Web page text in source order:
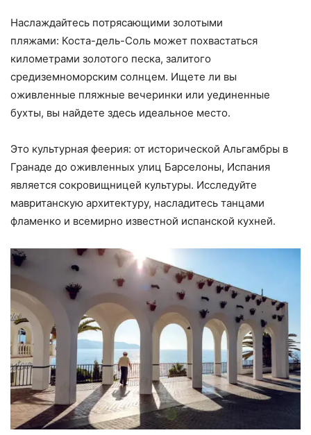
Наслаждайтесь потрясающими золотыми
пляжами: Коста-дель-Соль может похвастаться
километрами золотого песка, залитого
средиземноморским солнцем. Ищете ли вы
оживленные пляжные вечеринки или уединенные
бухты, вы найдете здесь идеальное место.
Это культурная феерия: от исторической Альгамбры в
Гранаде до оживленных улиц Барселоны, Испания
является сокровищницей культуры. Исследуйте
мавританскую архитектуру, насладитесь танцами
фламенко и всемирно известной испанской кухней.